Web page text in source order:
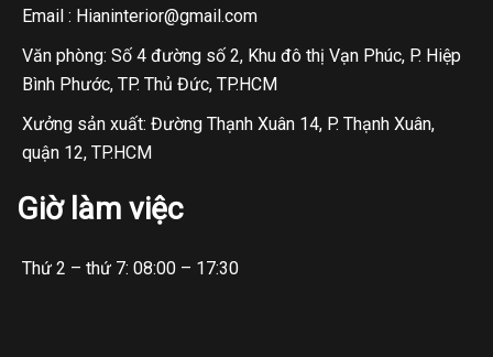
Email : Hianinterior@gmail.com
Văn phòng: Số 4 đường số 2, Khu đô thị Vạn Phúc, P. Hiệp
Bình Phước, TP. Thủ Đức, TP.HCM
Xưởng sản xuất: Đường Thạnh Xuân 14, P. Thạnh Xuân,
quận 12, TP.HCM
Giờ làm việc
Thứ 2 – thứ 7: 08:00 – 17:30